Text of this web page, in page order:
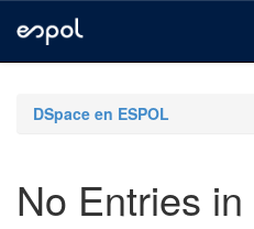
navigationDSpace en ESPOL
No Entries